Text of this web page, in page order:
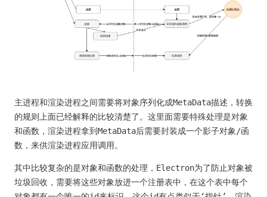
主进程和渲染进程之间需要将对象序列化成MetaData描述，转换
的规则上面已经解释的比较清楚了。这里面需要特殊处理是对象
和函数，渲染进程拿到MetaData后需要封装成一个影子对象/函
数，来供渲染进程应用调用。
其中比较复杂的是对象和函数的处理，Electron为了防止对象被
垃圾回收，需要将这些对象放进一个注册表中，在这个表中每个